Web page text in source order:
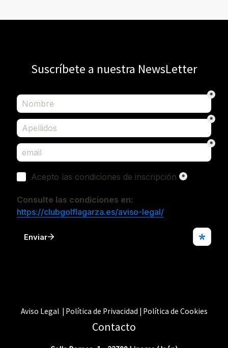
Suscríbete a nuestra NewsLetter
Aviso Legal | Política de Privacidad | Política de Cookies
Contacto